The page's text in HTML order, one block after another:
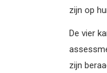
zijn op
De vier
zijn